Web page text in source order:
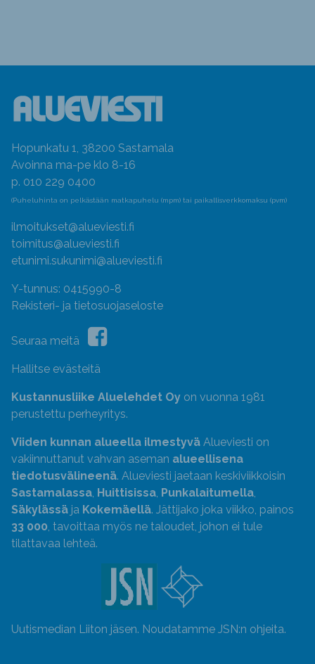
Hopunkatu 1, 38200 Sastamala
Avoinna ma-pe klo 8-16
p. 010 229 0400
(Puheluhinta on pelkästään matkapuhelu (mpm) tai paikallisverkkomaksu (pvm)
ilmoitukset@alueviesti.fi
toimitus@alueviesti.fi
etunimi.sukunimi@alueviesti.fi
Y-tunnus: 0415990-8
Rekisteri- ja tietosuojaseloste
Seuraa meitä
Hallitse evästeitä
Kustannusliike Aluelehdet Oy on vuonna 1981
perustettu perheyritys.
Viiden kunnan alueella ilmestyvä Alueviesti on
vakiinnuttanut vahvan aseman alueellisena
tiedotusvälineenä. Alueviesti jaetaan keskiviikkoisin
Sastamalassa Huittisissa Punkalaitumella
Säkylässä ja Kokemäellä. Jättijako joka viikko, painos
33 000 , tavoittaa myös ne taloudet, johon ei tule
tilattavaa lehteä.
Uutismedian Liiton jäsen. Noudatamme JSN:n ohjeita.